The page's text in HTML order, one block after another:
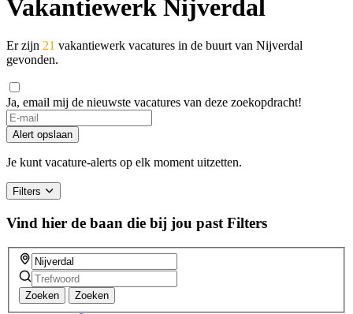
Vakantiewerk Nijverdal
Er zijn 21 vakantiewerk vacatures in de buurt van Nijverdal
gevonden.
Ja, email mij de nieuwste vacatures van deze zoekopdracht!
Alert opslaan
Je kunt vacature-alerts op elk moment uitzetten.
Filters
Vind hier de baan die bij jou past Filters
Zoeken Zoeken